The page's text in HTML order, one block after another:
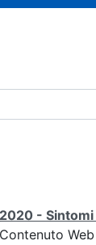
2020 -
Contenuto Web